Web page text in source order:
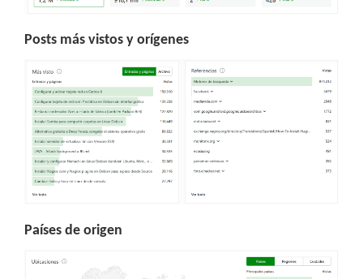
Posts más vistos y orígenes
Países de origen